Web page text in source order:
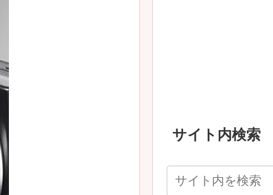
サイト内検索